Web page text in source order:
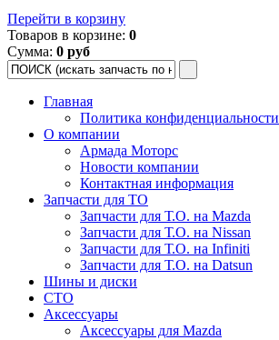
Перейти в корзину
Товаров в корзине: 0
Сумма: 0 руб
Главная
Политика конфиденциальности
О компании
Армада Моторс
Новости компании
Контактная информация
Запчасти для ТО
Запчасти для Т.О. на Mazda
Запчасти для Т.О. на Nissan
Запчасти для Т.О. на Infiniti
Запчасти для Т.О. на Datsun
Шины и диски
СТО
Аксессуары
Аксессуары для Mazda